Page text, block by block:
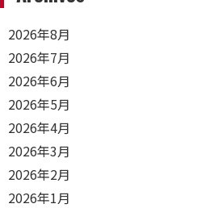
2026年8月
2026年7月
2026年6月
2026年5月
2026年4月
2026年3月
2026年2月
2026年1月